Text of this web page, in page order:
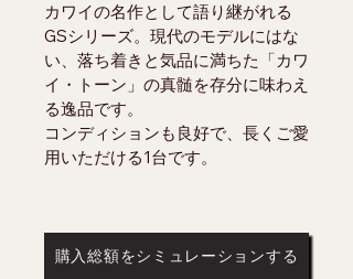
カワイの名作として語り継がれる
GSシリーズ。現代のモデルにはな
い、落ち着きと気品に満ちた「カワ
イ・トーン」の真髄を存分に味わえ
る逸品です。
コンディションも良好で、長くご愛
用いただける1台です。
購入総額をシミュレーションする